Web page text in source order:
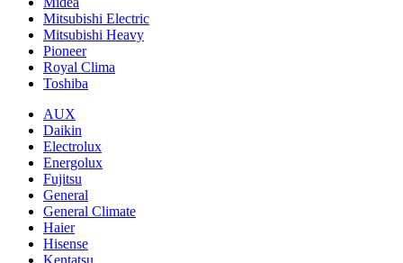
Mitsubishi Electric
Mitsubishi Heavy
Pioneer
Royal Clima
Toshiba
AUX
Daikin
Electrolux
Energolux
Fujitsu
General
General Climate
Haier
Hisense
Kentatsu